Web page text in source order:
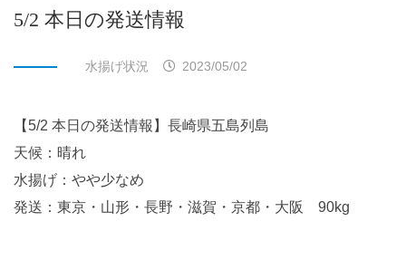
5/2 本日の発送情報
水揚げ状況 2023/05/02
【5/2 本日の発送情報】長崎県五島列島
天候：晴れ
水揚げ：やや少なめ
発送：東京・山形・長野・滋賀・京都・大阪 90kg